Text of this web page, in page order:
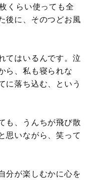
くらい使っても全
後に、そのつどお風
てはいるんです。泣
ら、私も寝られな
に落ち込む、という
も、うんちが飛び散
思いながら、笑って
分が楽しむかに心を